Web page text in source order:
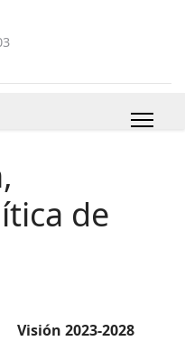
de
Visión 2023-2028